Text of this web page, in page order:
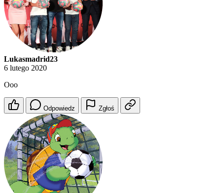
Lukasmadrid23
6 lutego 2020
Ooo
Odpowiedz Zgłoś